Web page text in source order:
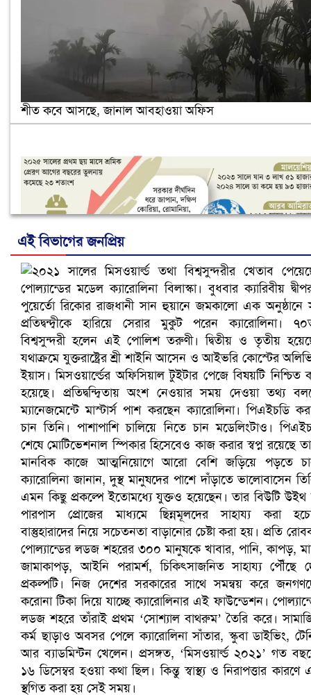
শীত কবে আসছে, জানাল আবহাওয়া অফিস
নানা সংকটে রিক্রুটিং এজেন্সি, হুমকির মুখে শ্রম রপ্তানি
খুলনায় বিএনপি অফিসে গুলি-বোমা হামলা, নিহত ১
এই বিভাগের জনপ্রিয়